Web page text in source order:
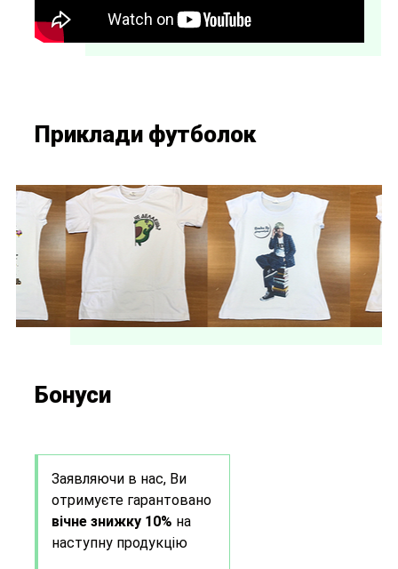
Приклади футболок
Бонуси
Заявляючи в нас, Ви
отримуєте гарантовано
вічне знижку 10% на
наступну продукцію